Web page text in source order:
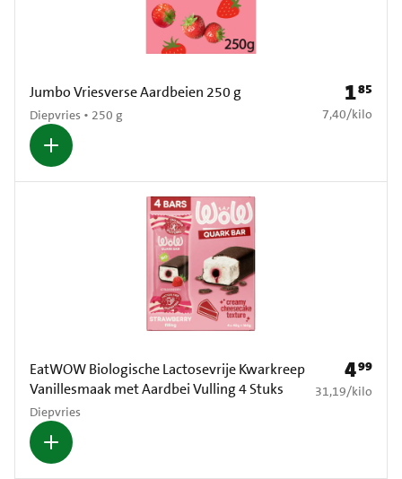
Jumbo Vriesverse Aardbeien 250 g
Diepvries • 250 g
Prijs: €
185
€ 7,40 per kilo
7,40/kilo
EatWOW Biologische Lactosevrije Kwarkreep
Vanillesmaak met Aardbei Vulling 4 Stuks
Diepvries
Prijs: €
499
€ 31,19 per kilo
31,19/kilo